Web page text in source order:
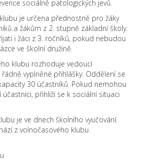
sociálně patologických jevů.
je určena přednostně pro žáky
a žákům z 2. stupně základní školy.
i žáci z 3. ročníků, pokud nebudou
ve školní družině.
klubu rozhoduje vedoucí
vyplněné přihlášky. Oddělení se
30 účastníků. Pokud nemohou
přihlíží se k sociální situaci
je ve dnech školního vyučování.
z volnočasového klubu